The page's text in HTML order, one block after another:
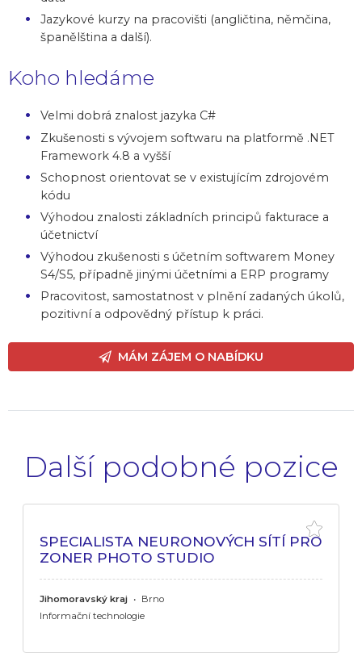
Jazykové kurzy na pracovišti (angličtina, němčina,
španělština a další).
Koho hledáme
Velmi dobrá znalost jazyka C#
Zkušenosti s vývojem softwaru na platformě .NET
Framework 4.8 a vyšší
Schopnost orientovat se v existujícím zdrojovém
kódu
Výhodou znalosti základních principů fakturace a
účetnictví
Výhodou zkušenosti s účetním softwarem Money
S4/S5, případně jinými účetními a ERP programy
Pracovitost, samostatnost v plnění zadaných úkolů,
pozitivní a odpovědný přístup k práci.
MÁM ZÁJEM O NABÍDKU
Další podobné pozice
SPECIALISTA NEURONOVÝCH SÍTÍ PRO
ZONER PHOTO STUDIO
Jihomoravský kraj • Brno
Informační technologie